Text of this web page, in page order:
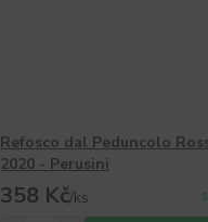
Refosco dal Peduncolo
2020 - Perusini
358 Kč/ks